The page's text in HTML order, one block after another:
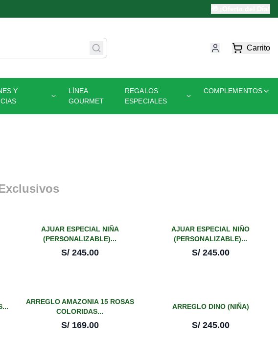
Carrito
Y
LÍNEA
GOURMET
REGALOS
ESPECIALES
COMPLEMENTOS
AJUAR ESPECIAL NIÑA
(PERSONALIZABLE)...
S/ 245.00
AJUAR ESPECIAL NIÑO
(PERSONALIZABLE)...
S/ 245.00
ARREGLO AMAZONIA 15 ROSAS
COLORIDAS...
S/ 169.00
ARREGLO DINO (NIÑA)
S/ 245.00